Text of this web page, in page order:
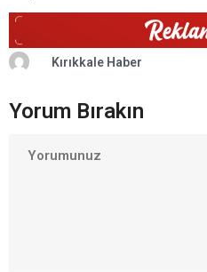
Kırıkkale Haber
Yorum Bırakın